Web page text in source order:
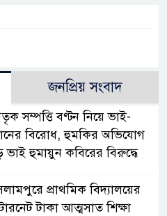
জনপ্রিয় সংবাদ
সম্পত্তি বণ্টন নিয়ে ভাই-
বিরোধ, হুমকির অভিযোগ
ভাই হুমায়ুন কবিরের বিরুদ্ধে
প্রাথমিক বিদ্যালয়ের
টাকা আত্মসাত শিক্ষা